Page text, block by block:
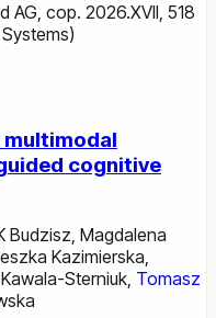
AG, cop. 2026.XVII, 518
multimodal
cognitive
Budzisz Magdalena
Kazimierska
Sterniuk Tomasz